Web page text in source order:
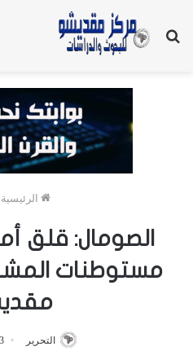
بحث
الرئيسية
الصومال: قلق
مستوطنات
التحرير 3 يناير، 2018